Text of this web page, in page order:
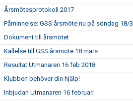
Årsmötesprotokoll 2017
Påminnelse: GSS årsmöte nu på söndag 18/3
Dokument till årsmötet
Kallelse till GSS årsmöte 18 mars
Resultat Utmanaren 16 feb 2018
Klubben behöver din hjälp!
Inbjudan Utmanaren 16 februari